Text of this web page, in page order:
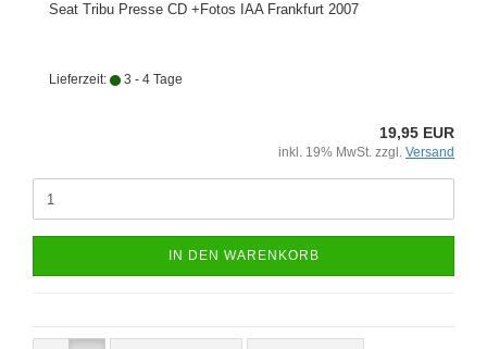
Seat Tribu Presse CD +Fotos IAA Frankfurt 2007
Lieferzeit: 3 - 4 Tage
19,95 EUR
inkl. 19% MwSt. zzgl. Versand
IN DEN WARENKORB